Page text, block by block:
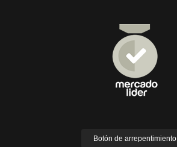
Botón de arrepentimiento